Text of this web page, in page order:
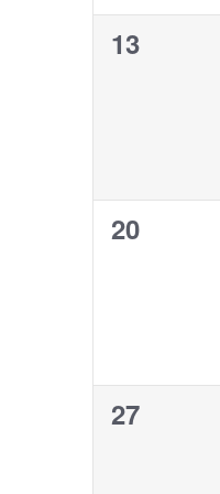
0
13
0
20
0
27